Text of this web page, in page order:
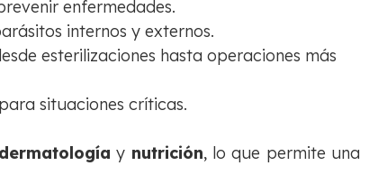
enfermedades.
internos y externos.
esterilizaciones hasta operaciones más
situaciones críticas.
dermatología y nutrición, lo que permite una